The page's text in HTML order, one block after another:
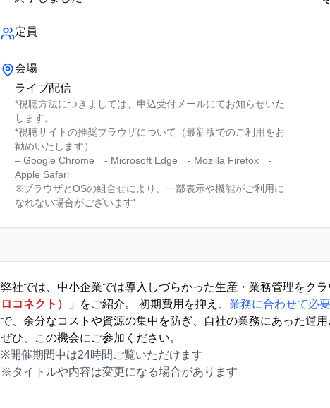
定員
会場
ライブ配信
*視聴方法につきましては、申込受付メールにてお知らせいた
します。
*視聴サイトの推奨ブラウザについて（最新版でのご利用をお
勧めいたします）
– Google Chrome - Microsoft Edge - Mozilla Firefox -
Apple Safari
※ブラウザとOSの組合せにより、一部表示や機能がご利用に
なれない場合がございます'
弊社では、中小企業では導入しづらかった生産・業務管理をク
ロコネクト）」 をご紹介。 初期費用を抑え、 業務に合わせて必
で、余分なコストや資源の集中を防ぎ、自社の業務にあった運用
ぜひ、この機会にご参加ください。
※開催期間中は24時間ご覧いただけます
※タイトルや内容は変更になる場合があります